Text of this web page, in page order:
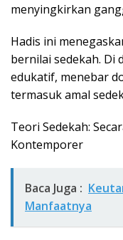
menyingkirkan
Hadis ini
bernilai sedekah. Di
edukatif, menebar
termasuk amal
Teori Sedekah:
Kontemporer
Baca Juga :
Manfaatnya